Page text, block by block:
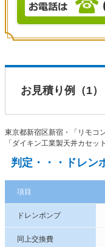
お見積り例（1）
東京都新宿区新宿・「リモコ
「ダイキン工業製天井カセ
判定・・・ドレン
項目
ドレンポンプ
同上交換費